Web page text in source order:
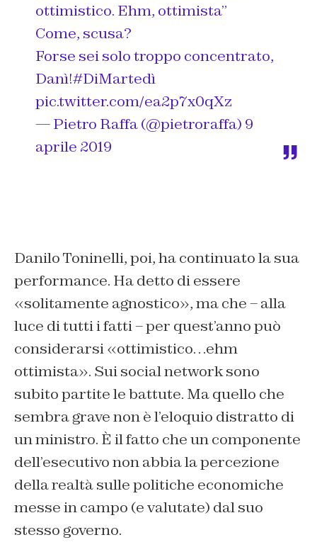
ottimistico. Ehm, ottimista”
Come, scusa?
Forse sei solo troppo concentrato,
Danì!#DiMartedì
pic.twitter.com/ea2p7x0qXz
— Pietro Raffa (@pietroraffa) 9
aprile 2019
Danilo Toninelli, poi, ha continuato la sua
performance. Ha detto di essere
«solitamente agnostico», ma che – alla
luce di tutti i fatti – per quest’anno può
considerarsi «ottimistico…ehm
ottimista». Sui social network sono
subito partite le battute. Ma quello che
sembra grave non è l’eloquio distratto di
un ministro. È il fatto che un componente
dell’esecutivo non abbia la percezione
della realtà sulle politiche economiche
messe in campo (e valutate) dal suo
stesso governo.